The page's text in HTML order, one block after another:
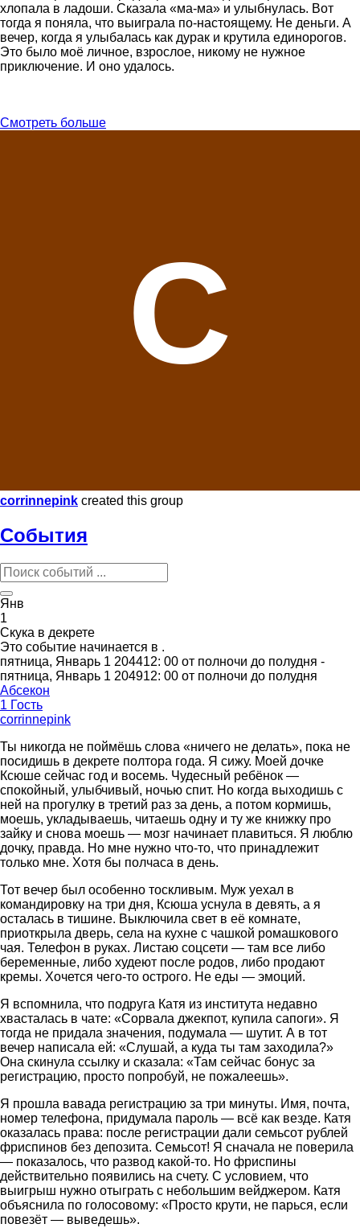
хлопала в ладоши. Сказала «ма-ма» и улыбнулась. Вот
тогда я поняла, что выиграла по-настоящему. Не деньги. А
вечер, когда я улыбалась как дурак и крутила единорогов.
Это было моё личное, взрослое, никому не нужное
приключение. И оно удалось.
Смотреть больше
C
corrinnepink created this group
События
Янв
1
Скука в декрете
Это событие начинается в .
пятница, Январь 1 204412: 00 от полночи до полудня -
пятница, Январь 1 204912: 00 от полночи до полудня
Абсекон
1 Гость
corrinnepink
Ты никогда не поймёшь слова «ничего не делать», пока не
посидишь в декрете полтора года. Я сижу. Моей дочке
Ксюше сейчас год и восемь. Чудесный ребёнок —
спокойный, улыбчивый, ночью спит. Но когда выходишь с
ней на прогулку в третий раз за день, а потом кормишь,
моешь, укладываешь, читаешь одну и ту же книжку про
зайку и снова моешь — мозг начинает плавиться. Я люблю
дочку, правда. Но мне нужно что-то, что принадлежит
только мне. Хотя бы полчаса в день.
Тот вечер был особенно тоскливым. Муж уехал в
командировку на три дня, Ксюша уснула в девять, а я
осталась в тишине. Выключила свет в её комнате,
приоткрыла дверь, села на кухне с чашкой ромашкового
чая. Телефон в руках. Листаю соцсети — там все либо
беременные, либо худеют после родов, либо продают
кремы. Хочется чего-то острого. Не еды — эмоций.
Я вспомнила, что подруга Катя из института недавно
хвасталась в чате: «Сорвала джекпот, купила сапоги». Я
тогда не придала значения, подумала — шутит. А в тот
вечер написала ей: «Слушай, а куда ты там заходила?»
Она скинула ссылку и сказала: «Там сейчас бонус за
регистрацию, просто попробуй, не пожалеешь».
Я прошла вавада регистрацию за три минуты. Имя, почта,
номер телефона, придумала пароль — всё как везде. Катя
оказалась права: после регистрации дали семьсот рублей
фриспинов без депозита. Семьсот! Я сначала не поверила
— показалось, что развод какой-то. Но фриспины
действительно появились на счету. С условием, что
выигрыш нужно отыграть с небольшим вейджером. Катя
объяснила по голосовому: «Просто крути, не парься, если
повезёт — выведешь».